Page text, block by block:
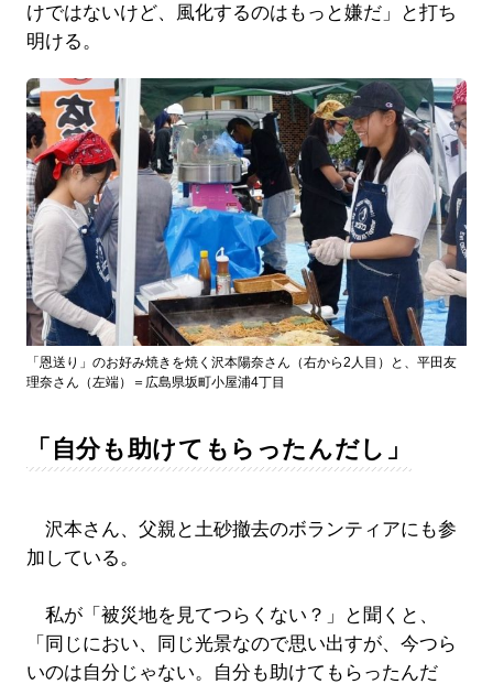
けではないけど、風化するのはもっと嫌だ」と打ち
明ける。
「恩送り」のお好み焼きを焼く沢本陽奈さん（右から2人目）と、平田友
理奈さん（左端）＝広島県坂町小屋浦4丁目
「自分も助けてもらったんだし」
沢本さん、父親と土砂撤去のボランティアにも参
加している。
私が「被災地を見てつらくない？」と聞くと、
「同じにおい、同じ光景なので思い出すが、今つら
いのは自分じゃない。自分も助けてもらったんだ